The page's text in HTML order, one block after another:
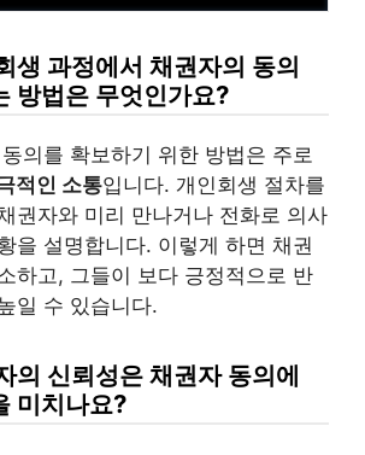
생 과정에서 채권자의 동의
방법은 무엇인가요?
의를 확보하기 위한 방법은 주로
적인 소통입니다. 개인회생 절차를
권자와 미리 만나거나 전화로 의사
을 설명합니다. 이렇게 하면 채권
하고, 그들이 보다 긍정적으로 반
일 수 있습니다.
의 신뢰성은 채권자 동의에
미치나요?